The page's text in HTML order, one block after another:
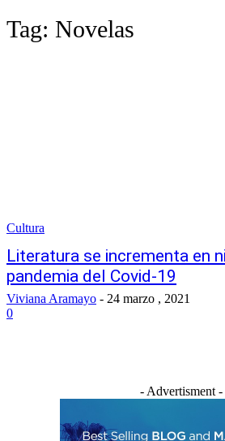
Tag: Novelas
Cultura
Literatura se incrementa en
pandemia del Covid-19
Viviana Aramayo - 24 marzo , 2021
0
- Advertisment -